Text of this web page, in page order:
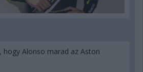
hogy Alonso marad az Aston